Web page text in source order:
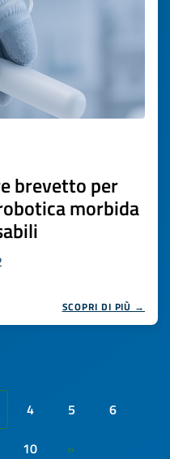
brevetto per
morbida
SCOPRI DI PIÙ →
4 5
6
10 »